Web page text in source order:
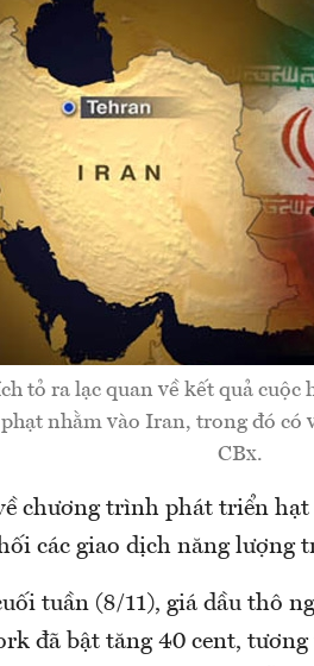
tỏ ra lạc quan về kết quả cuộc
nhằm vào Iran, trong đó có
CBx.
chương trình phát triển
các giao dịch năng lượng
tuần (8/11), giá dầu thô
đã bật tăng 40 cent,